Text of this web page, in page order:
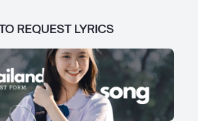
REQUEST LYRICS